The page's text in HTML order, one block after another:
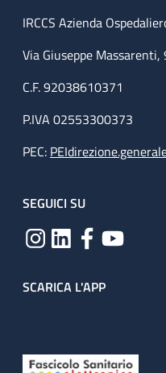
IRCCS Azienda
Via Giuseppe
C.F. 92038610371
P.IVA 02553300373
PEC:
SEGUICI SU
SCARICA L'APP